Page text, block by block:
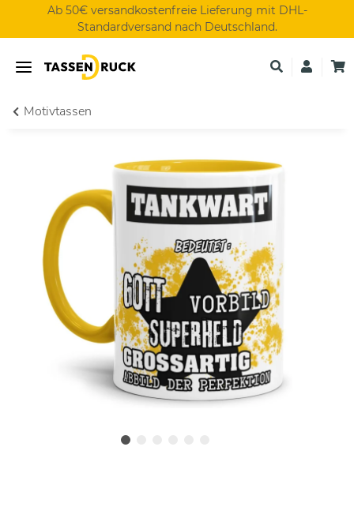
Ab 50€ versandkostenfreie Lieferung mit DHL-
Standardversand nach Deutschland.
Motivtassen